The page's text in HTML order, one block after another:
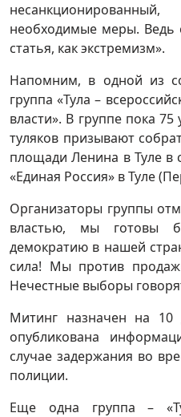
необходимые меры. Ведь
статья, как экстремизм».
Напомним, в одной из
группа «Тула –
власти». В группе пока
туляков призывают
площади Ленина в Туле в
«Единая Россия» в Туле
Организаторы группы
властью, мы готовы
демократию в нашей
сила! Мы против
Нечестные выборы
Митинг назначен на 10
опубликована
случае задержания во
полиции.
Еще одна группа –